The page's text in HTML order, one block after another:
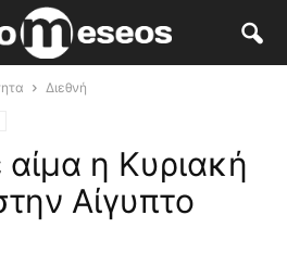
Διεθνή
η Κυριακή
Αίγυπτο